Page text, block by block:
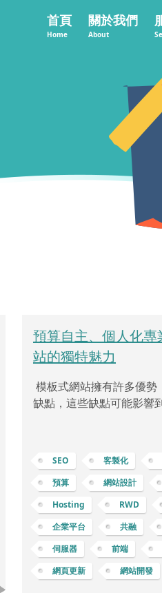
首頁
Home
關於我們
About
預算自主、個人化
站的獨特魅力
模板式網站擁有許多優勢
缺點，這些缺點可能影響
因此在設計上缺乏獨特性
牌風格和形象。限制自定
板提供了一些基本功能，
特定的功能時，模板的靈
能會受到限制。可能存在
可能包含大量不必要的代
載入速度變慢，這可能會
尋引擎排名。更新和支援
商不定
SEO 客製化
預算
網站設計
Hosting
RWD
企業平台
共融
伺服器
前端
網頁更新
網站開發